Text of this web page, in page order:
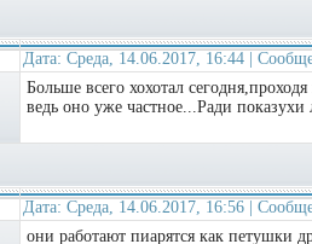
Дата: Среда, 14.06.2017, 16:44 |
Больше всего хохотал
ведь оно уже частное...Ради
Дата: Среда, 14.06.2017, 16:56 |
они работают пиарятся как петушки